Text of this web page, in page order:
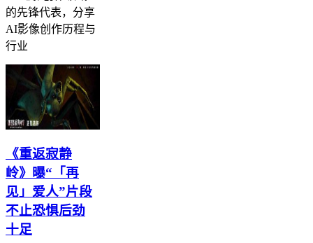
的先锋代表，分享
AI影像创作历程与
行业
《重返寂静
岭》曝“「再
见」爱人”片段
不止恐惧后劲
十足